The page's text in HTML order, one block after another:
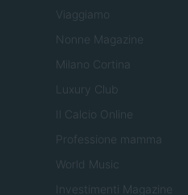
Viaggiamo
Nonne Magazine
Milano Cortina
Luxury Club
Il Calcio Online
Professione mamma
World Music
Investimenti Magazine